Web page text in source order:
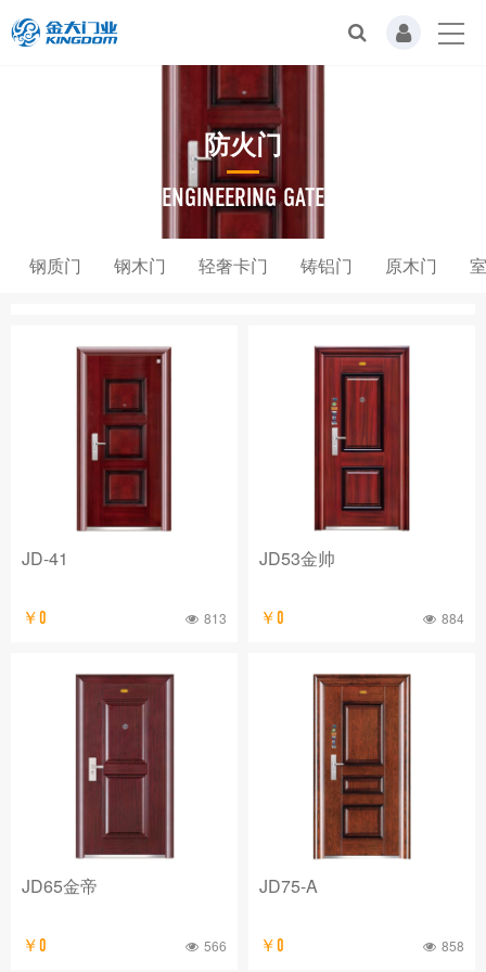
防火门
ENGINEERING GATE
钢质门 钢木门 轻奢卡门 铸铝门 原木门
JD-41
￥0 813
JD53金帅
￥0 884
JD65金帝
￥0 566
JD75-A
￥0 858